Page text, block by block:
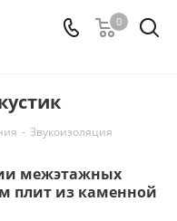
0
- Звукоизоляция
межэтажных
плит из каменной